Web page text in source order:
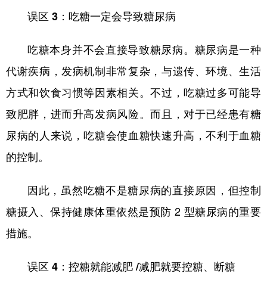
误区 3：吃糖一定会导致糖尿病
吃糖本身并不会直接导致糖尿病。糖尿病是一种
代谢疾病，发病机制非常复杂，与遗传、环境、生活
方式和饮食习惯等因素相关。不过，吃糖过多可能导
致肥胖，进而升高发病风险。而且，对于已经患有糖
尿病的人来说，吃糖会使血糖快速升高，不利于血糖
的控制。
因此，虽然吃糖不是糖尿病的直接原因，但控制
糖摄入、保持健康体重依然是预防 2 型糖尿病的重要
措施。
误区 4：控糖就能减肥 /减肥就要控糖、断糖